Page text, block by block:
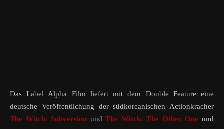
Das Label Alpha Film liefert mit dem Double Feature eine
deutsche Veröffentlichung der südkoreanischen Actionkracher
The Witch: Subversion undThe Witch: The Other One und